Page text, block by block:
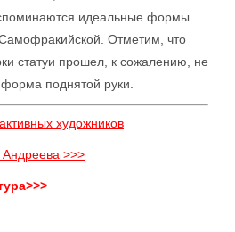
идеальные формы
Отметим, что
статуи прошел, к сожалению, не
поднятой руки.
художников
Андреева >>>